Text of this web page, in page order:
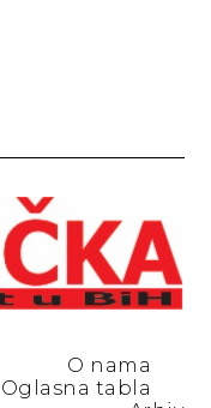
O nama
Oglasna tabla